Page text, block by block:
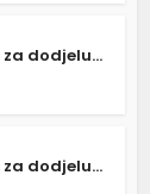
dodjelu...
dodjelu...